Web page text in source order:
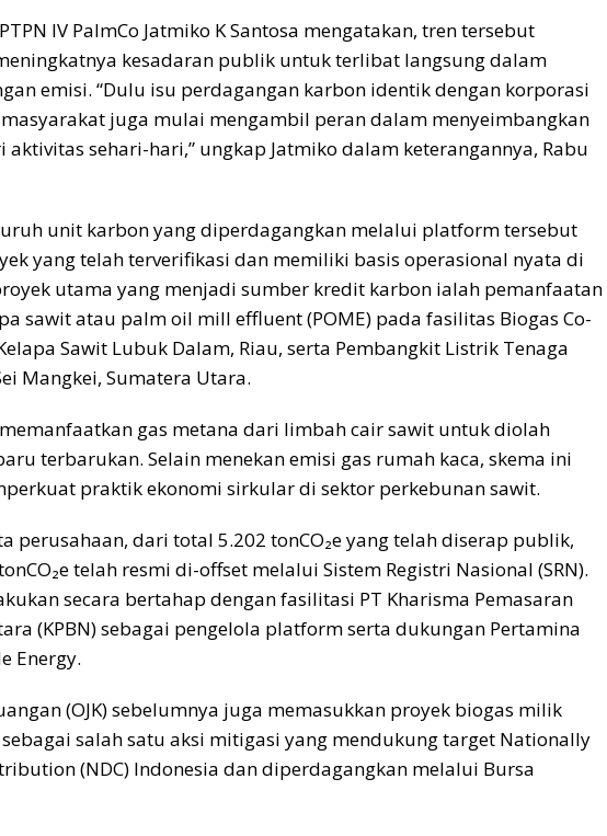
IV PalmCo Jatmiko K Santosa mengatakan, tren tersebut
kesadaran publik untuk terlibat langsung dalam
emisi. “Dulu isu perdagangan karbon identik dengan korporasi
masyarakat juga mulai mengambil peran dalam menyeimbangkan
aktivitas sehari-hari,” ungkap Jatmiko dalam keterangannya, Rabu
unit karbon yang diperdagangkan melalui platform tersebut
yang telah terverifikasi dan memiliki basis operasional nyata di
utama yang menjadi sumber kredit karbon ialah pemanfaatan
sawit atau palm oil mill effluent (POME) pada fasilitas Biogas Co-
Sawit Lubuk Dalam, Riau, serta Pembangkit Listrik Tenaga
Mangkei, Sumatera Utara.
gas metana dari limbah cair sawit untuk diolah
terbarukan. Selain menekan emisi gas rumah kaca, skema ini
praktik ekonomi sirkular di sektor perkebunan sawit.
perusahaan, dari total 5.202 tonCO₂e yang telah diserap publik,
telah resmi di-offset melalui Sistem Registri Nasional (SRN).
secara bertahap dengan fasilitasi PT Kharisma Pemasaran
(KPBN) sebagai pengelola platform serta dukungan Pertamina
Energy.
(OJK) sebelumnya juga memasukkan proyek biogas milik
sebagai salah satu aksi mitigasi yang mendukung target Nationally
(NDC) Indonesia dan diperdagangkan melalui Bursa